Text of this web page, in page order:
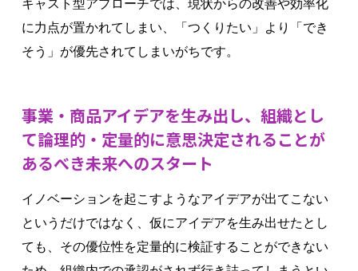
キャスト型アプローチでは、現状からの改善や効率化
に力点が置かれてしまい、「つくりたい」より「でき
そう」が優先されてしまいがちです。
事業・商品アイデアを生み出し、組織とし
て論理的・定量的に意思決定されることが
あるべき未来へのスタート
イノベーションを起こすようなアイデアが出てこない
というだけではなく、仮にアイデアを生み出せたとし
ても、その優位性を定量的に検証することができない